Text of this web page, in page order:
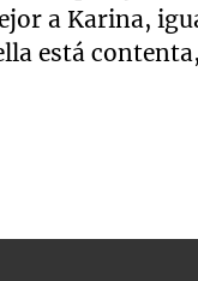
a Karina,
está